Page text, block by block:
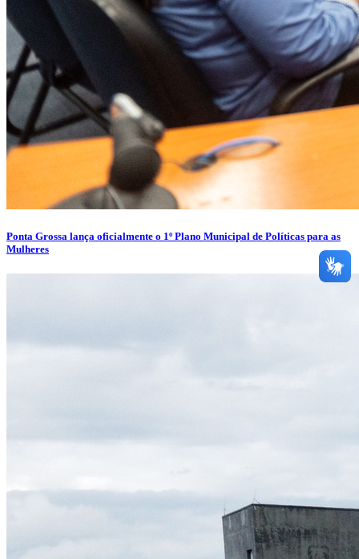
Ponta Grossa lança oficialmente o 1º Plano Municipal de Políticas para as
Mulheres